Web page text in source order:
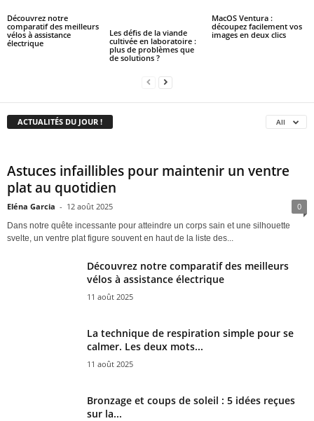
Découvrez notre
comparatif des meilleurs
vélos à assistance
électrique
Les défis de la viande
cultivée en laboratoire :
plus de problèmes que
de solutions ?
MacOS Ventura :
découpez facilement vos
images en deux clics
ACTUALITÉS DU JOUR ! All
Astuces infaillibles pour maintenir un ventre
plat au quotidien
Eléna Garcia - 12 août 2025 0
Dans notre quête incessante pour atteindre un corps sain et une silhouette
svelte, un ventre plat figure souvent en haut de la liste des...
Découvrez notre comparatif des meilleurs
vélos à assistance électrique
11 août 2025
La technique de respiration simple pour se
calmer. Les deux mots...
11 août 2025
Bronzage et coups de soleil : 5 idées reçues
sur la...